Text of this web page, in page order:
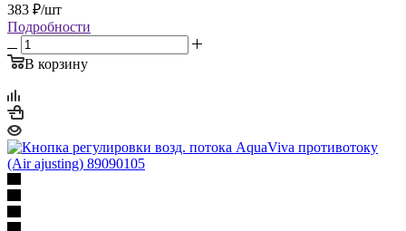
383 ₽/шт
Подробности
В корзину